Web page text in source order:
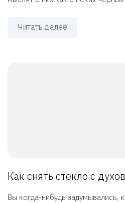
Читать далее
Как снять стекло с
Вы когда-нибудь задумывались,